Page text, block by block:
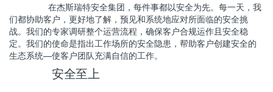
在杰斯瑞特安全集团，每件事都以安全为先。每一天，我
们都协助客户，更好地了解，预见和系统地应对所面临的安全挑
战。我们的专家调研整个运营流程，确保客户合规运作且安全稳
定。我们的使命是指出工作场所的安全隐患，帮助客户创建安全的
生态系统—使客户团队充满自信的工作。
安全至上